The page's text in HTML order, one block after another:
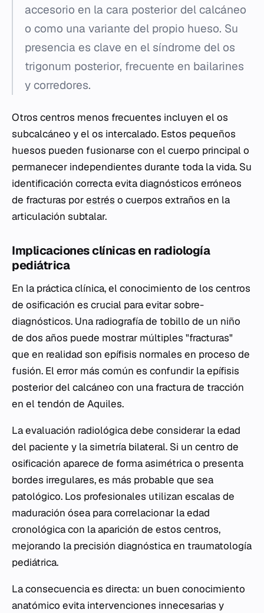
accesorio en la cara posterior del calcáneo
o como una variante del propio hueso. Su
presencia es clave en el síndrome del os
trigonum posterior, frecuente en bailarines
y corredores.
Otros centros menos frecuentes incluyen el os
subcalcáneo y el os intercalado. Estos pequeños
huesos pueden fusionarse con el cuerpo principal o
permanecer independientes durante toda la vida. Su
identificación correcta evita diagnósticos erróneos
de fracturas porestrés o cuerpos extraños en la
articulación subtalar.
Implicaciones clínicas en radiología
pediátrica
En la práctica clínica, el conocimiento de los centros
de osificación es crucial para evitar sobre-
diagnósticos. Una radiografía de tobillo de un niño
de dos años puede mostrar múltiples "fracturas"
que en realidad son epífisis normales en proceso de
fusión. El error más común es confundir la epífisis
posterior del calcáneo con una fractura de tracción
en el tendón de Aquiles.
La evaluación radiológica debe considerar la edad
del paciente y la simetría bilateral. Si un centro de
osificación aparece de forma asimétrica o presenta
bordes irregulares, es más probable que sea
patológico. Los profesionales utilizan escalas de
maduración ósea para correlacionar la edad
cronológica con la aparición de estos centros,
mejorando la precisión diagnóstica en traumatología
pediátrica.
La consecuencia es directa: un buen conocimiento
anatómico evita intervenciones innecesarias y